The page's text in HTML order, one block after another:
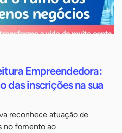
Empreendedora:
das inscrições na sua
reconhece atuação de
no fomento ao